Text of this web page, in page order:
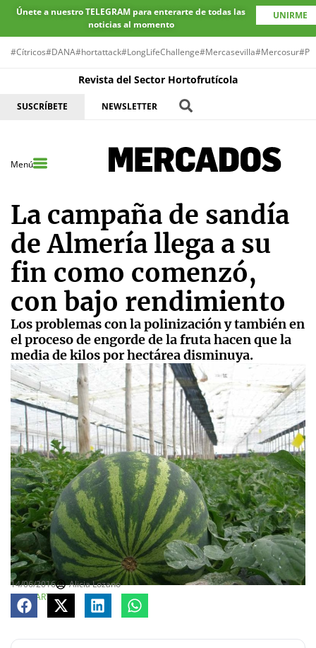
Únete a nuestro TELEGRAM para enterarte de todas las
noticias al momento
UNIRME
#Cítricos#DANA#hortattack#LongLifeChallenge#Mercasevilla#Mercosur
Revista del Sector Hortofrutícola
SUSCRÍBETE NEWSLETTER
Menú
La campaña de sandía
de Almería llega a su
fin como comenzó,
con bajo rendimiento
Los problemas con la polinización y también en
el proceso de engorde de la fruta hacen que la
media de kilos por hectárea disminuya.
14/06/2016
Alicia Lozano
COMPARTE